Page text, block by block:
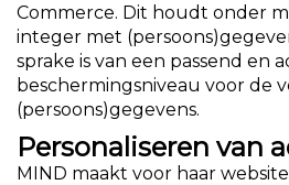
Commerce. Dit houdt onder
integer met
sprake is van een passend en
beschermingsniveau voor de
(persoons)gegevens.
Personaliseren van
MIND maakt voor haar